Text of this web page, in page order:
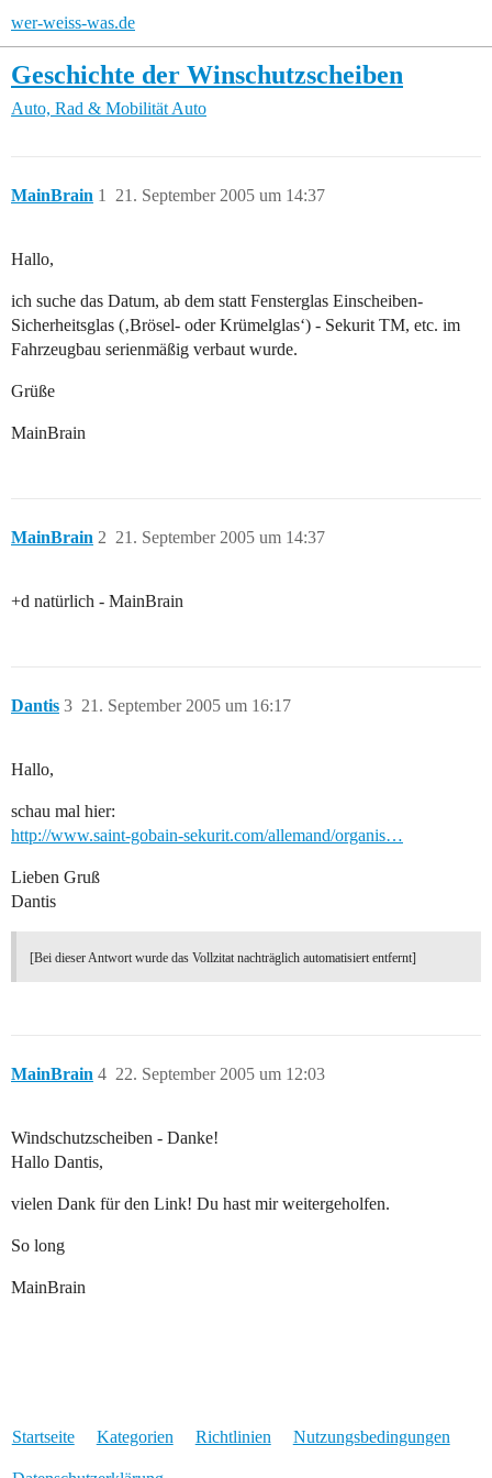
wer-weiss-was.de
Geschichte der Winschutzscheiben
Auto, Rad & Mobilität Auto
MainBrain 21. September 2005 um 14:37
1
Hallo,
ich suche das Datum, ab dem statt Fensterglas Einscheiben-
Sicherheitsglas (‚Brösel- oder Krümelglas‘) - Sekurit TM, etc. im
Fahrzeugbau serienmäßig verbaut wurde.
Grüße
MainBrain
MainBrain 21. September 2005 um 14:37
2
+d natürlich - MainBrain
Dantis 21. September 2005 um 16:17
3
Hallo,
schau mal hier:
http://www.saint-gobain-sekurit.com/allemand/organis…
Lieben Gruß
Dantis
[Bei dieser Antwort wurde das Vollzitat nachträglich automatisiert entfernt]
MainBrain 22. September 2005 um 12:03
4
Windschutzscheiben - Danke!
Hallo Dantis,
vielen Dank für den Link! Du hast mir weitergeholfen.
So long
MainBrain
Startseite Kategorien Richtlinien Nutzungsbedingungen